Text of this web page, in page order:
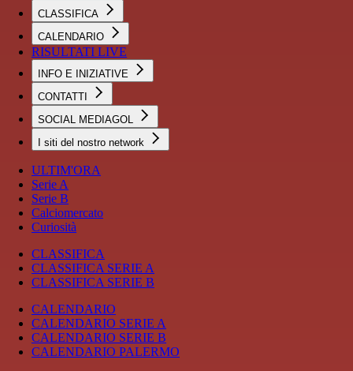
CLASSIFICA
CALENDARIO
RISULTATI LIVE
INFO E INIZIATIVE
CONTATTI
SOCIAL MEDIAGOL
I siti del nostro network
ULTIM'ORA
Serie A
Serie B
Calciomercato
Curiosità
CLASSIFICA
CLASSIFICA SERIE A
CLASSIFICA SERIE B
CALENDARIO
CALENDARIO SERIE A
CALENDARIO SERIE B
CALENDARIO PALERMO